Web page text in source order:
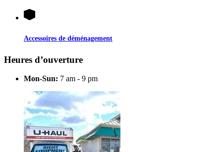
Accessoires de déménagement
Heures d’ouverture
Mon-Sun: 7 am - 9 pm